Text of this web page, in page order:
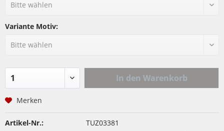
Variante Motiv:
In den Warenkorb
Merken
Artikel-Nr.: TUZ03381